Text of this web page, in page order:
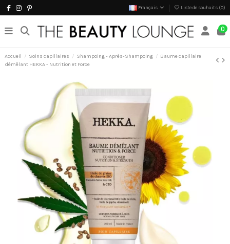
Français Liste de souhaits (0)
0
Accueil Soins capillaires Shampoing - Après-Shampoing
Baume capillaire
démêlant HEKKA - Nutrition et Force